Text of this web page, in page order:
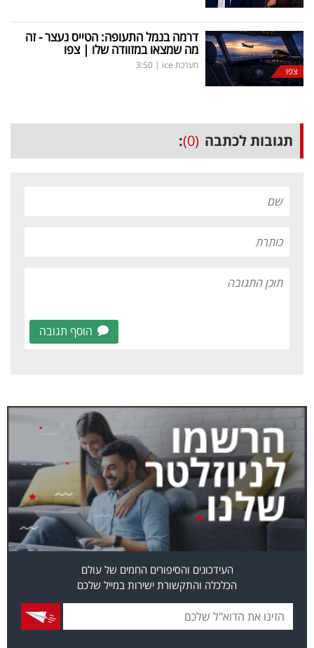
צפו
דרמה בנמל התעופה: הטייס נעצר - זה
מה שמצאו במזוודה שלו | צפו
מערכת ice |
3:50
תגובות לכתבה (0)
:
הוסף תגובה
העידכונים והסיפורים החמים של עולם
הכלכלה והתקשורת ישירות במייל שלכם